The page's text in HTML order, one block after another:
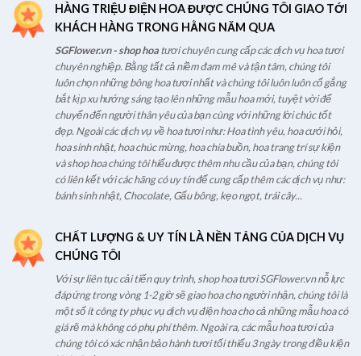
HÀNG TRIỆU ĐIỆN HOA ĐƯỢC CHÚNG TÔI GIAO TỚI
KHÁCH HÀNG TRONG HẰNG NĂM QUA
SGFlower.vn - shop hoatươi chuyên cung cấp các dịch vụ hoa tươi
chuyên nghiệp. Bằng tất cả niềm đam mê và tận tâm, chúng tôi
luôn chọn những bông hoa tươi nhất và chúng tôi luôn luôn cố gắng
bắt kịp xu hướng sáng tạo lên những mẫu hoa mới, tuyệt vời để
chuyển đến người thân yêu của bạn cùng với những lời chúc tốt
đẹp. Ngoài các dịch vụ về hoa tươi như: Hoa tình yêu, hoa cưới hỏi,
hoa sinh nhật, hoa chúc mừng, hoa chia buồn, hoa trang trí sự kiện
và shop hoa chúng tôi hiểu được thêm nhu cầu của bạn, chúng tôi
có liên kết với các hãng có uy tín để cung cấp thêm các dịch vụ như:
bánh sinh nhật, Chocolate, Gấu bông, kẹo ngọt, trái cây...
CHẤT LƯỢNG & UY TÍN LÀ NỀN TẢNG CỦA DỊCH VỤ
CHÚNG TÔI
Với sự liên tục cải tiến quy trình, shop hoa tươi SGFlower.vn nỗ lực
đáp ứng trong vòng 1-2 giờ sẽ giao hoa cho người nhận, chúng tôi là
một số ít công ty phục vụ dịch vụ điện hoa cho cả những mẫu hoa có
giá rẽ mà không có phụ phí thêm. Ngoài ra, các mẫu hoa tươi của
chúng tôi có xác nhận bảo hành tươi tối thiểu 3 ngày trong điều kiện